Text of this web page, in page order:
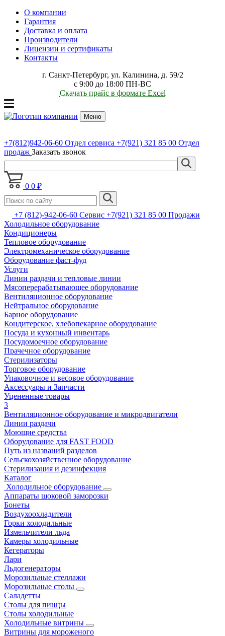
О компании
Гарантия
Доставка и оплата
Производители
Лицензии и сертификаты
Контакты
г. Санкт-Петербург, ул. Калинина, д. 59/2
с 9:00 до 18:00 ПН-ВС
Скачать прайс в формате Excel
Меню
+7(812)942-06-60 Отдел сервиса +7(921) 321 85 00 Отдел
продаж Заказать звонок
0 0 ₽
+7 (812)-942-06-60 Сервис +7(921) 321 85 00 Продажи
Холодильное оборудование
Кондиционеры
Тепловое оборудование
Электромеханическое оборудование
Оборудование фаст-фуд
Услуги
Линии раздачи и тепловые линии
Мясоперерабатывающее оборудование
Вентиляционное оборудование
Нейтральное оборудование
Барное оборудование
Кондитерское, хлебопекарное оборудование
Посуда и кухонный инвентарь
Посудомоечное оборудование
Прачечное оборудование
Стерилизаторы
Торговое оборудование
Упаковочное и весовое оборудование
Аксессуары и Запчасти
Уцененные товары
3
Вентиляционное оборудование и микродвигатели
Линии раздачи
Моющие средства
Оборудование для FAST FOOD
Путь из названий разделов
Сельскохозяйственное оборудование
Стерилизация и дезинфекция
Каталог
Холодильное оборудование
Аппараты шоковой заморозки
Бонеты
Воздухоохладители
Горки холодильные
Измельчители льда
Камеры холодильные
Кегераторы
Лари
Льдогенераторы
Морозильные стеллажи
Морозильные столы
Саладетты
Столы для пиццы
Столы холодильные
Холодильные витрины
Витрины для мороженого